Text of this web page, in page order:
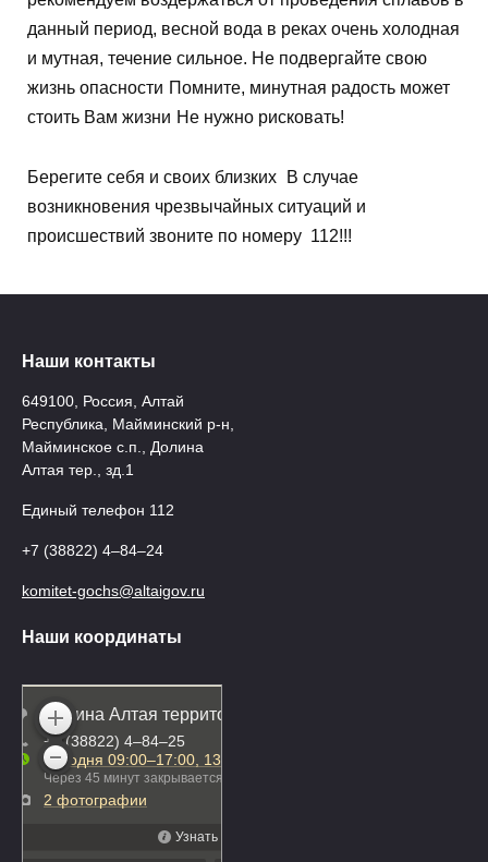
данный период, весной вода в реках очень холодная
и мутная, течение сильное. Не подвергайте свою
жизнь опасности Помните, минутная радость может
стоить Вам жизни Не нужно рисковать!
Берегите себя и своих близких
В случае
возникновения чрезвычайных ситуаций и
происшествий звоните по номеру 112!!!
Наши контакты
649100, Россия, Алтай
Республика, Майминский р-н,
Майминское с.п., Долина
Алтая тер., зд.1
Единый телефон 112
+7 (38822) 4‒84‒24
komitet-gochs@altaigov.ru
Наши координаты